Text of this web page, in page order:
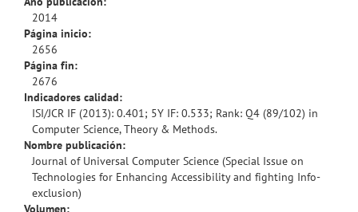
2014
Página inicio:
2656
Página fin:
2676
Indicadores calidad:
ISI/JCR IF (2013): 0.401; 5Y IF: 0.533; Rank: Q4 (89/102) in
Computer Science, Theory & Methods.
Nombre publicación:
Journal of Universal Computer Science (Special Issue on
Technologies for Enhancing Accessibility and fighting Info-
exclusion)
Volumen: